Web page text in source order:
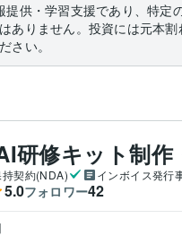
供・学習支援であり、特定
ありません。投資には元本
さい。
研修キット制作
契約(NDA) インボイス発行
5.0フォロワー42